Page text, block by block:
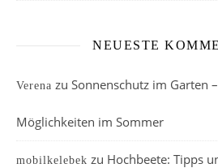
NEUESTE
Verena zu Sonnenschutz im Garten
Möglichkeiten im Sommer
mobilkelebek zu Hochbeete: Tipps